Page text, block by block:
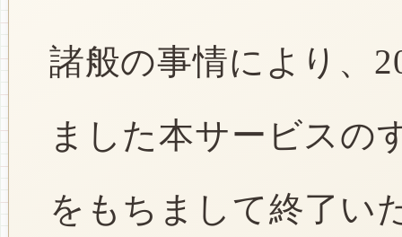
諸般の事情により、
ました本サービスの
をもちまして終了い